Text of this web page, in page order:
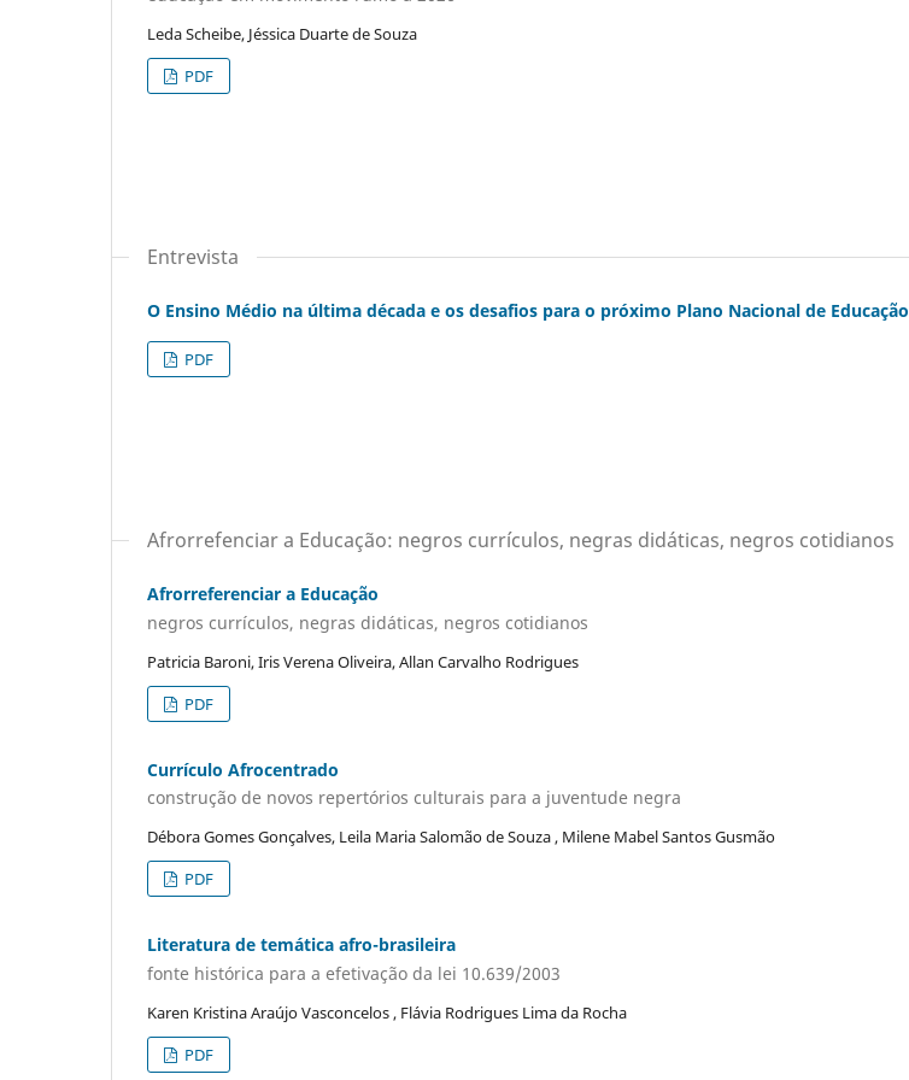
Leda Scheibe, Jéssica Duarte de Souza
PDF
Entrevista
O Ensino Médio na última década e os desafios para o próximo Plano Nacional de Educação
PDF
Afrorrefenciar a Educação: negros currículos, negras didáticas, negros cotidianos
Afrorreferenciar a Educação
negros currículos, negras didáticas, negros cotidianos
Patricia Baroni, Iris Verena Oliveira, Allan Carvalho Rodrigues
PDF
Currículo Afrocentrado
construção de novos repertórios culturais para a juventude negra
Débora Gomes Gonçalves, Leila Maria Salomão de Souza , Milene Mabel Santos Gusmão
PDF
Literatura de temática afro-brasileira
fonte histórica para a efetivação da lei 10.639/2003
Karen Kristina Araújo Vasconcelos , Flávia Rodrigues Lima da Rocha
PDF